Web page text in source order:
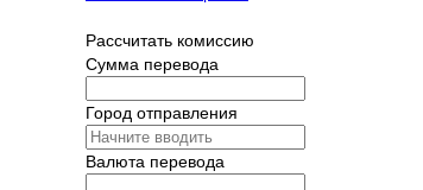
Рассчитать комиссию
Сумма перевода
Город отправления
Валюта перевода